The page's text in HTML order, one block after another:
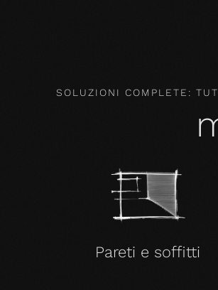
SOLUZIONI COMPLETE:
Pareti e soffitti